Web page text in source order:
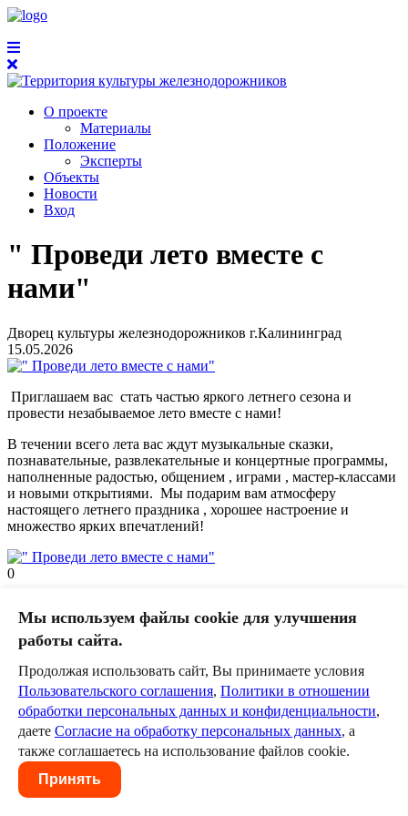
О проекте
Материалы
Положение
Эксперты
Объекты
Новости
Вход
" Проведи лето вместе с
нами"
Дворец культуры железнодорожников г.Калининград
15.05.2026
Приглашаем вас стать частью яркого летнего сезона и
провести незабываемое лето вместе с нами!
В течении всего лета вас ждут музыкальные сказки,
познавательные, развлекательные и концертные программы,
наполненные радостью, общением , играми , мастер-классами
и новыми открытиями. Мы подарим вам атмосферу
настоящего летнего праздника , хорошее настроение и
множество ярких впечатлений!
0
Оставить комментарий
Пожалуйста, авторизуйтесь, чтобы комментировать.
Пользовательское соглашение Политика в отношении
обработки персональных данных Согласие на обработку
персональных данных
Мы используем файлы cookie для улучшения
работы сайта.
Продолжая использовать сайт, Вы принимаете условия
Пользовательского соглашения, Политики в отношении
обработки персональных данных и конфиденциальности,
даете Согласие на обработку персональных данных, а
также соглашаетесь на использование файлов cookie.
Принять